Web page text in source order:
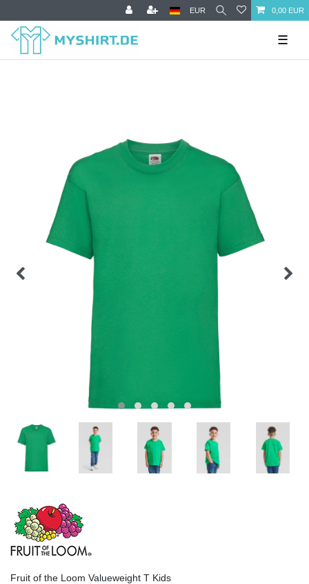
EUR 0,00 EUR
☰
Fruit of the Loom Valueweight T Kids